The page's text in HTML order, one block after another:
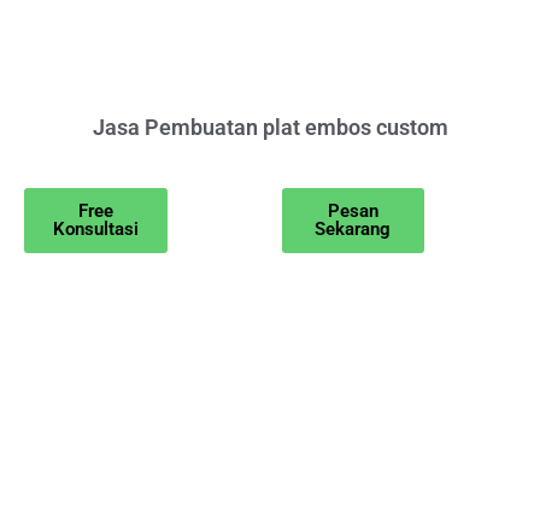
Jasa Pembuatan plat embos custom
Free
Konsultasi
Pesan
Sekarang